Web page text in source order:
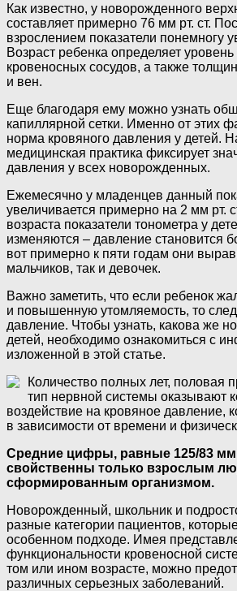
Как известно, у новорожденного
составляет примерно 76 мм рт. ст.
взрослением показатели понемногу
Возраст ребенка определяет уровень
кровеносных сосудов, а также
и вен.
Еще благодаря ему можно узнать
капиллярной сетки. Именно от этих
норма кровяного давления у детей.
медицинская практика фиксирует
давления у всех новорожденных.
Ежемесячно у младенцев данный
увеличивается примерно на 2 мм рт.
возраста показатели тонометра у
изменяются – давление становится
вот примерно к пяти годам они
мальчиков, так и девочек.
Важно заметить, что если ребенок
и повышенную утомляемость, то
давление. Чтобы узнать, какова же
детей, необходимо ознакомиться с
изложенной в этой статье.
Количество полных лет, половая
тип нервной системы оказывают
воздействие на кровяное давление,
в зависимости от времени и
Средние цифры, равные 125/83 мм
свойственны только взрослым
сформированным организмом.
Новорожденный, школьник и
разные категории пациентов,
особенном подходе. Имея
функциональности кровеносной
том или ином возрасте, можно
различных серьезных заболеваний.